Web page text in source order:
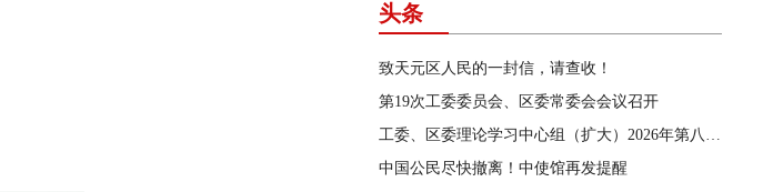
头条
致天元区人民的一封信，请查收！
第19次工委委员会、区委常委会会议召开
工委、区委理论学习中心组（扩大）2026年第八次集体学习举行
中国公民尽快撤离！中使馆再发提醒